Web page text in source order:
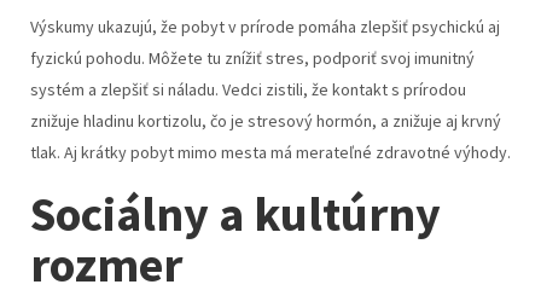
Výskumy ukazujú, že pobyt v prírode pomáha zlepšiť psychickú aj
fyzickú pohodu. Môžete tu znížiť stres, podporiť svoj imunitný
systém a zlepšiť si náladu. Vedci zistili, že kontakt s prírodou
znižuje hladinu kortizolu, čo je stresový hormón, a znižuje aj krvný
tlak. Aj krátky pobyt mimo mesta má merateľné zdravotné výhody.
Sociálny a kultúrny
rozmer